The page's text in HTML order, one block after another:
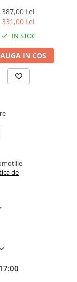
387,00 Lei
331,00 Lei
IN STOC
IN COS
de